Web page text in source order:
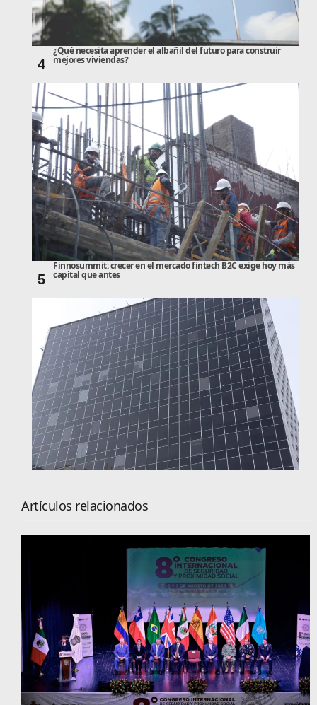
4
¿Qué necesita aprender el albañil del futuro para construir
mejores viviendas?
5
Finnosummit: crecer en el mercado fintech B2C exige hoy más
capital que antes
Artículos relacionados